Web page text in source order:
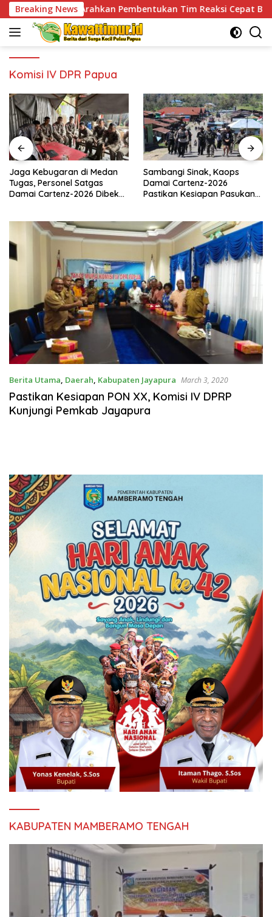
Skip
to
content
Breaking News
Arahkan Pembentukan Tim Reaksi Cepat Bencana
Komisi IV DPR Papua
Jaga Kebugaran di Medan
Tugas, Personel Satgas
Damai Cartenz-2026 Dibekali
Sambangi Sinak, Kaops
Damai Cartenz-2026
Pastikan Kesiapan Pasukan
Berita Utama, Daerah, Kabupaten Jayapura March 3, 2020
Pastikan Kesiapan PON XX, Komisi IV DPRP
Kunjungi Pemkab Jayapura
KABUPATEN MAMBERAMO TENGAH